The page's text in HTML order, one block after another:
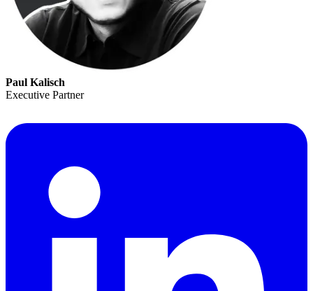
Paul Kalisch
Executive Partner